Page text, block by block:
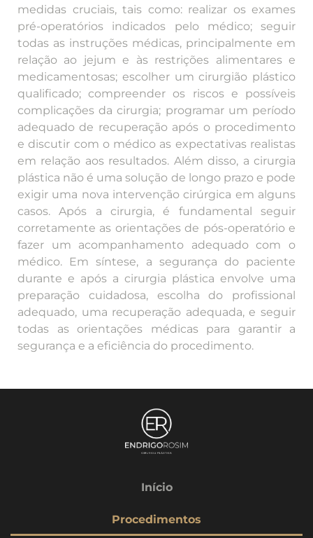
medidas cruciais, tais como: realizar os exames
pré-operatórios indicados pelo médico; seguir
todas as instruções médicas, principalmente em
relação ao jejum e às restrições alimentares e
medicamentosas; escolher um cirurgião plástico
qualificado; compreender os riscos e possíveis
complicações da cirurgia; programar um período
adequado de recuperação após o procedimento
e discutir com o médico as expectativas realistas
em relação aos resultados. Além disso, a cirurgia
plástica não é uma solução de longo prazo e pode
exigir uma nova intervenção cirúrgica em alguns
casos. Após a cirurgia, é fundamental seguir
corretamente as orientações de pós-operatório e
fazer um acompanhamento adequado com o
médico. Em síntese, a segurança do paciente
durante e após a cirurgia plástica envolve uma
preparação cuidadosa, escolha do profissional
adequado, uma recuperação adequada, e seguir
todas as orientações médicas para garantir a
segurança e a eficiência do procedimento.
Início
Procedimentos